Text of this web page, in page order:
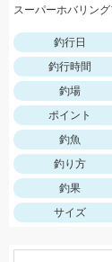
釣行日
釣行時間
釣場
ポイント
釣魚
釣り方
釣果
サイズ